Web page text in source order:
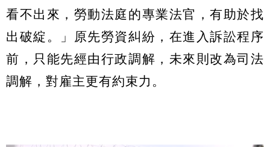
看不出來，勞動法庭的專業法官，有助於找
出破綻。」原先勞資糾紛，在進入訴訟程序
前，只能先經由行政調解，未來則改為司法
調解，對雇主更有約束力。